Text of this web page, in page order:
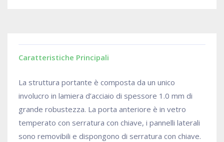
Caratteristiche Principali
La struttura portante è composta da un unico
involucro in lamiera d’acciaio di spessore 1.0 mm di
grande robustezza. La porta anteriore è in vetro
temperato con serratura con chiave, i pannelli laterali
sono removibili e dispongono di serratura con chiave.